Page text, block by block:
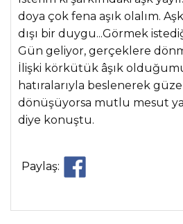
doya çok fena aşık olalım.
dışı bir duygu...Görmek
Gün geliyor, gerçeklere
İlişki körkütük âşık
hatıralarıyla beslenerek
dönüşüyorsa mutlu mesut
diye konuştu.
Paylaş: